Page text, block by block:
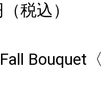
税込）
Bouquet